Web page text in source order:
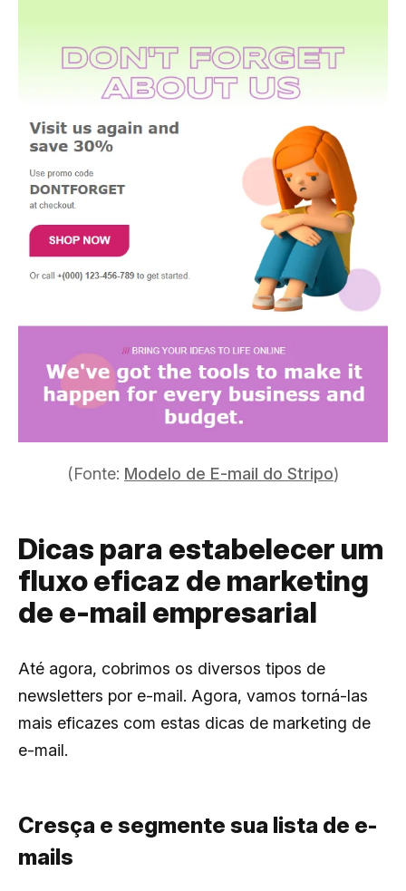
(Fonte: Modelo de E-mail do Stripo)
Dicas para estabelecer um
fluxo eficaz de marketing
de e-mail empresarial
Até agora, cobrimos os diversos tipos de
newsletters por e-mail. Agora, vamos torná-las
mais eficazes com estas dicas de marketing de
e-mail.
Cresça e segmente sua lista de e-
mails